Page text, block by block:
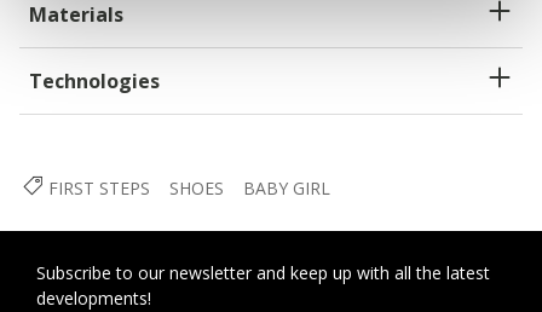
Materials
Technologies
FIRST STEPS SHOES BABY GIRL
Subscribe to our newsletter and keep up with all the latest
developments!